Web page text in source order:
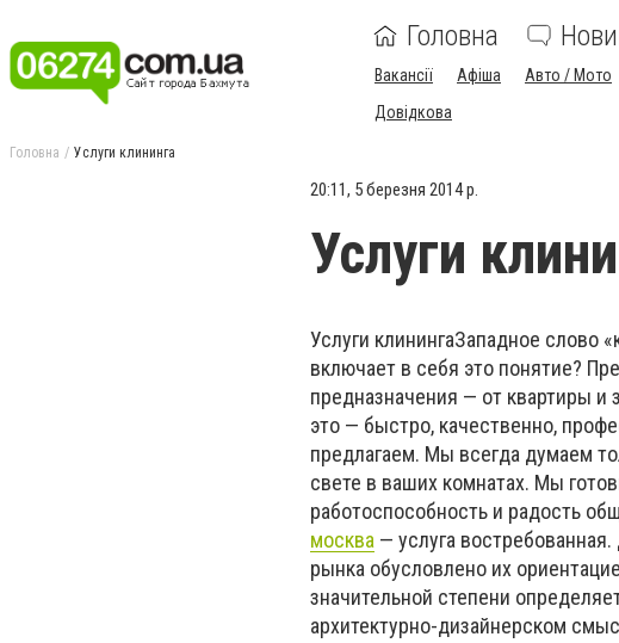
Головна
Вакансії Афіша Авто / Мото
Довідкова
Головна Услуги клининга
20:11, 5 березня 2014 р.
Услуги
Услуги клинингаЗападное слово
включает в себя это понятие?
предназначения — от квартиры и
это — быстро, качественно,
предлагаем. Мы всегда думаем
свете в ваших комнатах. Мы
работоспособность и радость
москва — услуга
рынка обусловлено их
значительной степени
архитектурно-дизайнерском